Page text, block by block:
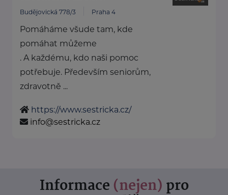
Budějovická 778/3 Praha 4
Pomáháme všude tam, kde
pomáhat můžeme
. A každému, kdo naši pomoc
potřebuje. Především seniorům,
zdravotně ...
https://www.sestricka.cz/
info@sestricka.cz
Informace (nejen) pro